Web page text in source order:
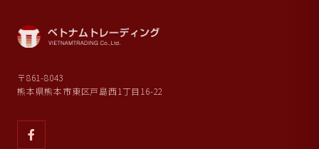
〒861-8043
熊本県熊本市東区戸島西1丁目16-22